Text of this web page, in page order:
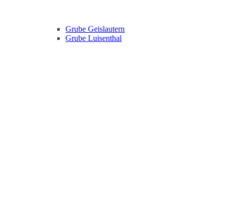
Grube Geislautern
Grube Luisenthal